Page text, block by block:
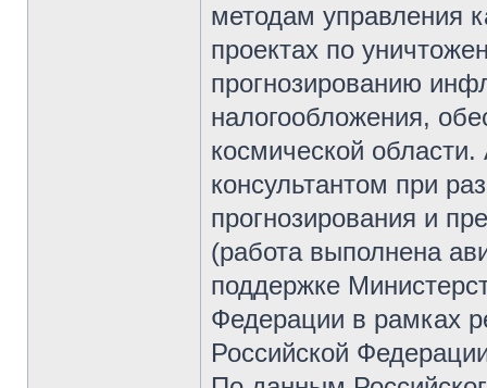
методам управления
проектах по
прогнозированию
налогообложения,
космической
консультантом при
прогнозирования и
(работа выполнена
поддержке
Федерации в рамках
Российской